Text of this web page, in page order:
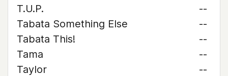
T.U.P.
--
Tabata Something Else
--
Tabata This!
--
Tama
--
Taylor
--